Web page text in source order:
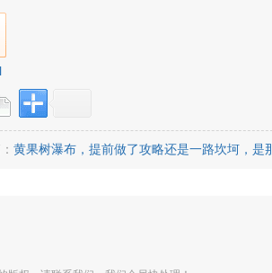
黄果树瀑布，提前做了攻略还是一路坎坷，是